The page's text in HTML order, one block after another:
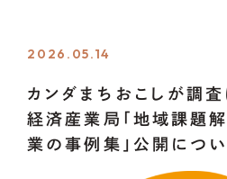
COMPANY
メンバー・アドバイザ
2026.05.14
カンダまちおこしが調
経済産業局「地域課題
業の事例集」公開につ